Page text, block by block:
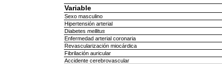
Variable
Sexo masculino
Hipertensión arterial
Diabetes mellitus
Enfermedad arterial coronaria
Revascularización miocárdica
Fibrilación auricular
Accidente cerebrovascular